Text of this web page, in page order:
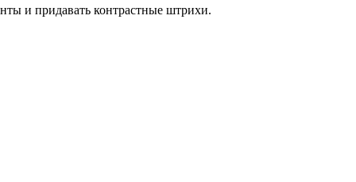
и придавать контрастные штрихи.